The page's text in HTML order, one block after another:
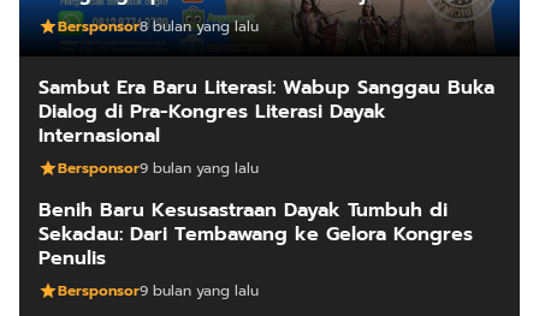
Bersponsor8 bulan yang lalu
Sambut Era Baru Literasi: Wabup Sanggau Buka
Dialog di Pra-Kongres Literasi Dayak
Internasional
Bersponsor9 bulan yang lalu
Benih Baru Kesusastraan Dayak Tumbuh di
Sekadau: Dari Tembawang ke Gelora Kongres
Penulis
Bersponsor9 bulan yang lalu